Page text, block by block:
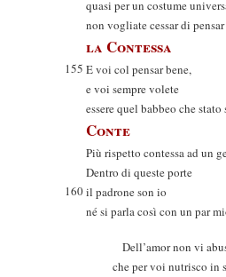
quasi per un costume
non vogliate cessar di
la Contessa
155 E voi col pensar bene,
e voi sempre volete
essere quel babbeo che stato
Conte
Più rispetto contessa ad un
Dentro di queste porte
160il padrone son io
né si parla così con un par
Dell’amor non vi
che per voi nutrisco in